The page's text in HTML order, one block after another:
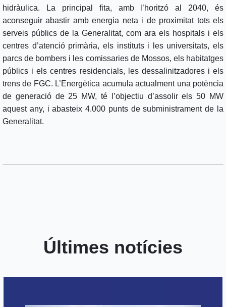
hidràulica. La principal fita, amb l’horitzó al 2040, és
aconseguir abastir amb energia neta i de proximitat tots els
serveis públics de la Generalitat, com ara els hospitals i els
centres d’atenció primària, els instituts i les universitats, els
parcs de bombers i les comissaries de Mossos, els habitatges
públics i els centres residencials, les dessalinitzadores i els
trens de FGC. L’Energètica acumula actualment una potència
de generació de 25 MW, té l’objectiu d’assolir els 50 MW
aquest any, i abasteix 4.000 punts de subministrament de la
Generalitat.
Últimes notícies